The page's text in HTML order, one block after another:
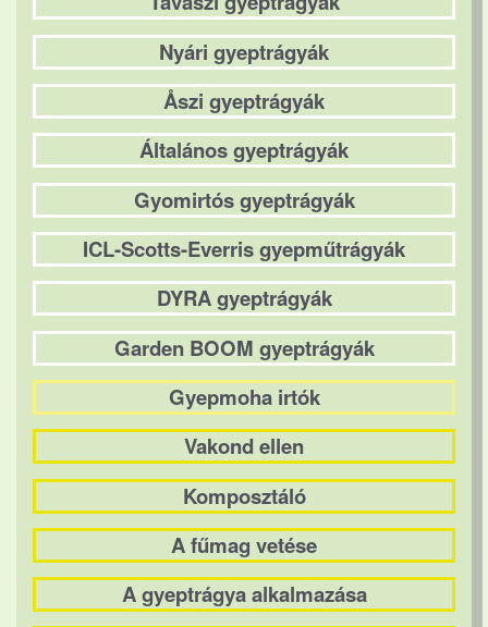
Nyári gyeptrágyák
Åszi gyeptrágyák
Általános gyeptrágyák
Gyomirtós gyeptrágyák
ICL-Scotts-Everris gyepműtrágyák
DYRA gyeptrágyák
Garden BOOM gyeptrágyák
Gyepmoha irtók
Vakond ellen
Komposztáló
A fűmag vetése
A gyeptrágya alkalmazása